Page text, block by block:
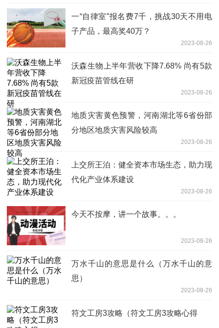
一“自律室”报名费7千，挑战30天不用电
子产品，最高奖40万？
2023-08-26
沃森生物上半年营收下降7.68% 尚有5款
新冠疫苗管线在研
2023-08-26
地质灾害黄色预警，河南湖北等6省份部
分地区地质灾害风险较高
2023-08-26
上交所王泊：健全资本市场生态，助力现
代化产业体系建设
2023-08-26
今天不按摩，讲一个故事。。。
2023-08-26
万水千山的意思是什么（万水千山的意
思）
2023-08-26
符文工房3攻略（符文工房3攻略心得